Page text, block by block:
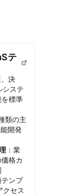
テ
決
システ
を標準
類の主
開発
：業
格カ
テンプ
クセス